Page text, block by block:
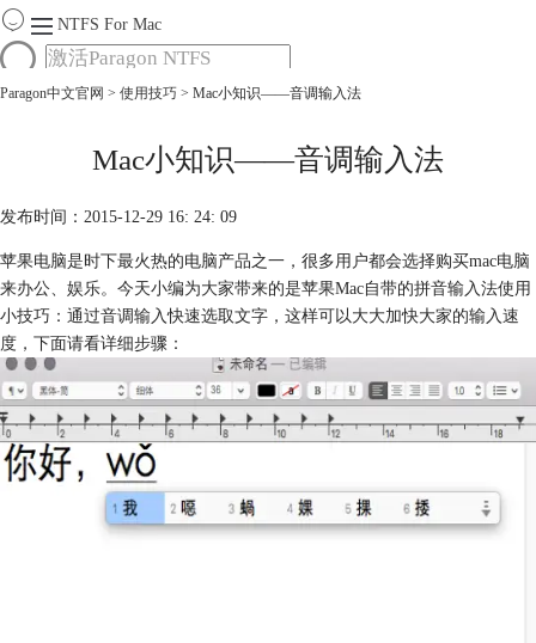
NTFS For Mac
首页
Mac软件大全
购买
Paragon中文官网 > 使用技巧 > Mac小知识——音调输入法
Mac小知识——音调输入法
发布时间：2015-12-29 16: 24: 09
苹果电脑是时下最火热的电脑产品之一，很多用户都会选择购买mac电脑
来办公、娱乐。今天小编为大家带来的是苹果Mac自带的拼音输入法使用
小技巧：通过音调输入快速选取文字，这样可以大大加快大家的输入速
度，下面请看详细步骤：